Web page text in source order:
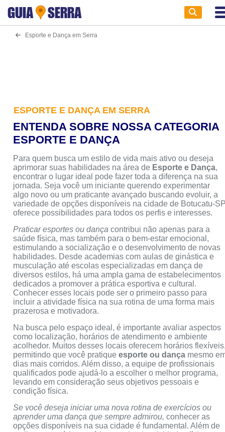
GUIA SERRA
Esporte e Dança em Serra
ESPORTE E DANÇA EM SERRA
ENTENDA SOBRE NOSSA CATEGORIA
ESPORTE E DANÇA
Para quem busca um estilo de vida mais ativo ou deseja
aprimorar suas habilidades na área de Esporte e Dança,
encontrar o lugar ideal pode fazer toda a diferença na sua
jornada. Seja você um iniciante querendo experimentar
algo novo ou um praticante avançado buscando evoluir, a
variedade de opções disponíveis na cidade de Botucatu-
oferece possibilidades para todos os perfis e interesses.
Praticar esportes ou dança contribui não apenas para a
saúde física, mas também para o bem-estar emocional,
estimulando a socialização e o desenvolvimento de novas
habilidades. Desde academias com aulas de ginástica e
musculação até escolas especializadas em dança de
diversos estilos, há uma ampla gama de estabelecimentos
dedicados a promover a prática esportiva e cultural.
Conhecer esses locais pode ser o primeiro passo para
incluir a atividade física na sua rotina de uma forma mais
prazerosa e motivadora.
Na busca pelo espaço ideal, é importante avaliar aspectos
como localização, horários de atendimento e ambiente
acolhedor. Muitos desses locais oferecem horários
permitindo que você pratiqueesporte ou dança mesmo
dias mais corridos. Além disso, a equipe de profissionais
qualificados pode ajudá-lo a escolher o melhor programa,
levando em consideração seus objetivos pessoais e
condição física.
Se você deseja iniciar uma nova rotina de exercícios ou
aprender uma dança que sempre admirou, conhecer as
opções disponíveis na sua cidade é fundamental. Além de